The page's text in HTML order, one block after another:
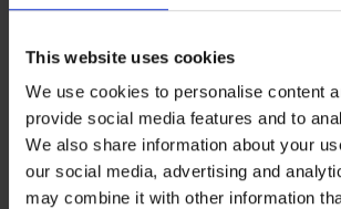
This website uses cookies
We use cookies to personalise content
provide social media features and to
We also share information about your
our social media, advertising and
may combine it with other information
Rasprodaja -60%
Sportski grudnjak ONLY Play
ONPTIE
Popust
12,40 €Prvobitna cijena
30,99 €
Sportski
Grey
Popust
17,39 €